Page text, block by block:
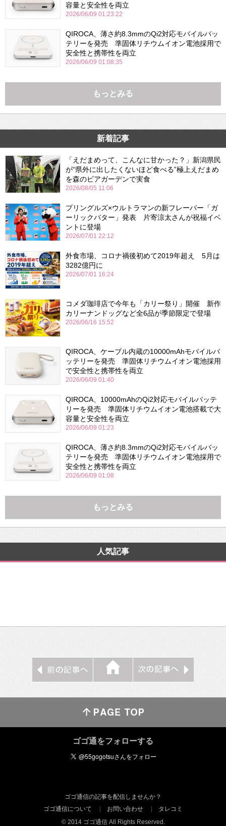
容量と安全性を両立
2026/06/09 01:23:22
QIROCA、薄さ約8.3mmのQi2対応モバイルバッ
テリーを発売 準固体リチウムイオン電池採用で
安全性と携帯性を両立
2026/06/09 01:08:35
もっとみる
新着記事
「えだまめって、こんなに甘かった？」新潟県民
が“県外に出したくないほど食べる”極上えだまめ
を森のビアガーデンで実食
2026/08/05 11:06
プリングルズ×ウルトラマンの新フレーバー「ガ
ーリックバター」発表 片寄涼太さんが祝福イベ
ントに登場
2026/07/01 22:12
外食市場、コロナ禍後初めて2019年超え 5月は
3282億円に
2026/07/01 16:24
コメダ珈琲店で今年も「カリー祭り」開催 新作
カリーナンドッグなど全6品が季節限定で登場
2026/06/16 15:52
QIROCA、ケーブル内蔵の10000mAhモバイルバ
ッテリーを発売 準固体リチウムイオン電池採用
で安全性と携帯性を両立
2026/06/09 01:40
QIROCA、10000mAhのQi2対応モバイルバッテ
リーを発売 準固体リチウムイオン電池搭載で大
容量と安全性を両立
2026/06/09 01:23
QIROCA、薄さ約8.3mmのQi2対応モバイルバッ
テリーを発売 準固体リチウムイオン電池採用で
安全性と携帯性を両立
2026/06/09 01:08
もっとみる
人気記事
ゴゴ通をフォローする
ゴゴ通信の記事を配信しませんか？
ゴゴ通信について
お問い合わせ
タレコミ
© 2014 ゴゴ通信 All Rights Reserved.